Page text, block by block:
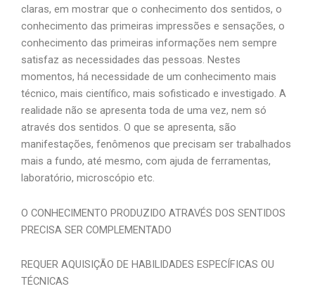
claras, em mostrar que o conhecimento dos sentidos, o
conhecimento das primeiras impressões e sensações, o
conhecimento das primeiras informações nem sempre
satisfaz as necessidades das pessoas. Nestes
momentos, há necessidade de um conhecimento mais
técnico, mais científico, mais sofisticado e investigado. A
realidade não se apresenta toda de uma vez, nem só
através dos sentidos. O que se apresenta, são
manifestações, fenômenos que precisam ser trabalhados
mais a fundo, até mesmo, com ajuda de ferramentas,
laboratório, microscópio etc.
O CONHECIMENTO PRODUZIDO ATRAVÉS DOS SENTIDOS
PRECISA SER COMPLEMENTADO
REQUER AQUISIÇÃO DE HABILIDADES ESPECÍFICAS OU
TÉCNICAS